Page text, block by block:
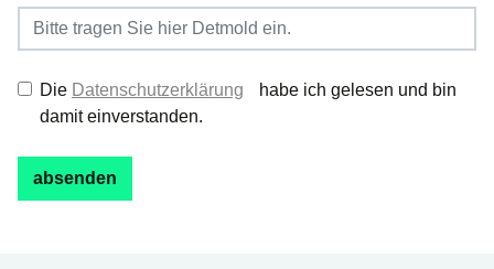
Die Datenschutzerklärung
habe ich gelesen und bin
damit einverstanden.